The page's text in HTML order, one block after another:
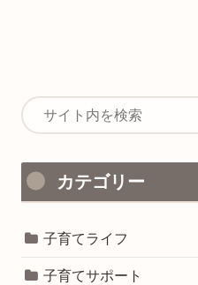
カテゴリー
子育てライフ
子育てサポート